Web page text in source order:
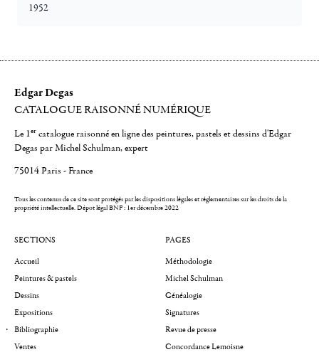
1952
Edgar Degas
CATALOGUE RAISONNÉ NUMÉRIQUE
Le 1er catalogue raisonné en ligne des peintures, pastels et dessins d'Edgar
Degas par Michel Schulman, expert
75014 Paris - France
Tous les contenus de ce site sont protégés par les dispositions légales et réglementaires sur les droits de la
propriété intellectuelle.Dépot légal BNF : 1er décembre 2022
SECTIONS
Accueil
Peintures & pastels
Dessins
Expositions
Bibliographie
Ventes
PAGES
Méthodologie
Michel Schulman
Généalogie
Signatures
Revue de presse
Concordance Lemoisne